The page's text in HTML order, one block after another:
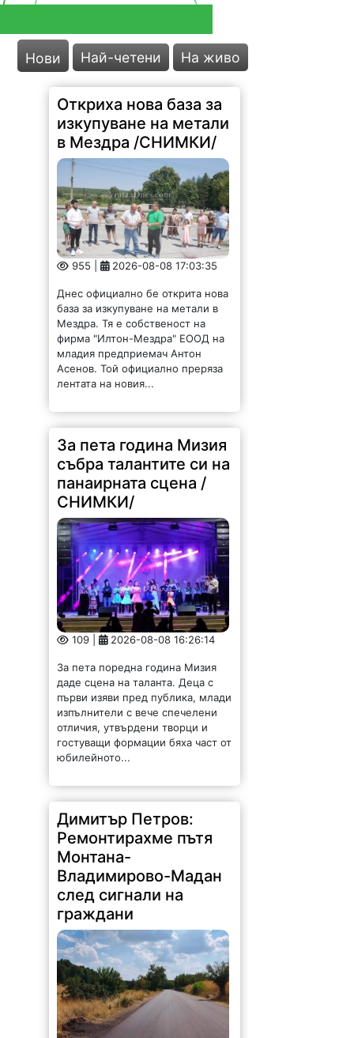
Нови Най-четени На живо
Откриха нова база за
изкупуване на метали
в Мездра /СНИМКИ/
955 | 2026-08-08 17:03:35
Днес официално бе открита нова
база за изкупуване на метали в
Мездра. Тя е собственост на
фирма "Илтон-Мездра" ЕООД на
младия предприемач Антон
Асенов. Той официално преряза
лентата на новия...
За пета година Мизия
събра талантите си на
панаирната сцена /
СНИМКИ/
109 | 2026-08-08 16:26:14
За пета поредна година Мизия
даде сцена на таланта. Деца с
първи изяви пред публика, млади
изпълнители с вече спечелени
отличия, утвърдени творци и
гостуващи формации бяха част от
юбилейното...
Димитър Петров:
Ремонтирахме пътя
Монтана-
Владимирово-Мадан
след сигнали на
граждани
204 | 2026-08-08 10:16:46